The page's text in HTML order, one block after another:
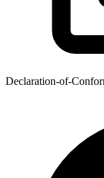
Declaration-of-